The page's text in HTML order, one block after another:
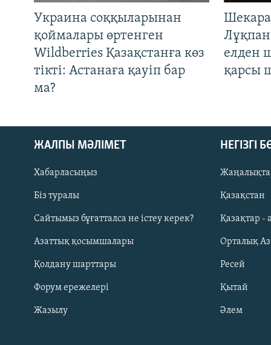
Русский
ЖАЗЫЛЫҢЫЗ
Украина соққыларынан
қоймалары өртенген
Wildberries Қазақстанға көз
тікті: Астанаға қауіп бар
ма?
елден
қарсы
ЖАЛПЫ МӘЛІМЕТ
Хабарласыңыз
Біз туралы
Сайтымыз бұғатталса не істеу керек?
Азаттық қосымшалары
Қолдану шарттары
Форум ережелері
Жазылу
НЕГІЗГІ
Қазақстан
Қазақтар -
Орталық
Ресей
Қытай
Әлем